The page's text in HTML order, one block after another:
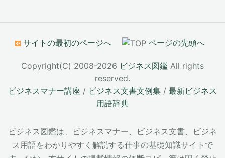
サイトの最初のページへ ページの先頭へ
Copyright(C) 2008-2026 ビジネス図鑑 All rights
reserved.
ビジネスマナー講座 / ビジネス文書文例集 / 最新ビジネス
用語辞典
ビジネス図鑑は、ビジネスマナー、ビジネス文書、ビジネ
ス用語をわかりやすく解説する仕事の基礎知識サイトで